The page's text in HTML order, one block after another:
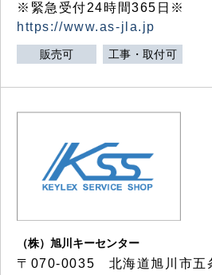
※緊急受付24時間365日※
https://www.as-jla.jp
販売可 工事・取付可
（株）旭川キーセンター
〒070-0035 北海道旭川市五